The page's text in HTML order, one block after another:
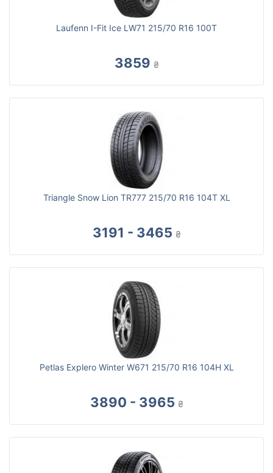
Laufenn I-Fit Ice LW71 215/70 R16 100T
3859 ₴
Triangle Snow Lion TR777 215/70 R16 104T XL
3191 - 3465 ₴
Petlas Explero Winter W671 215/70 R16 104H XL
3890 - 3965 ₴